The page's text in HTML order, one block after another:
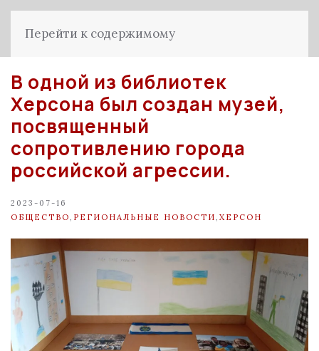
Перейти к содержимому
В одной из библиотек
Херсона был создан музей,
посвященный
сопротивлению города
российской агрессии.
2023-07-16
ОБЩЕСТВО РЕГИОНАЛЬНЫЕ НОВОСТИ ХЕРСОН